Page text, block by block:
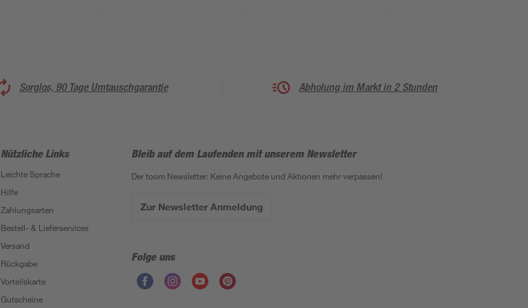
Sorglos, 90 Tage Umtauschgarantie Abholung im Markt in 2 Stunden
Nützliche Links
Leichte Sprache
Hilfe
Zahlungsarten
Bestell- & Lieferservices
Versand
Rückgabe
Vorteilskarte
Gutscheine
Bleib auf dem Laufenden mit unserem Newsletter
Der toom Newsletter: Keine Angebote und Aktionen mehr verpassen!
Zur Newsletter Anmeldung
Folge uns